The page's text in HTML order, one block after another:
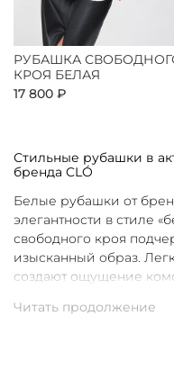
РУБАШКА
КРОЯ БЕЛАЯ
17 800 ₽
Стильные рубашки в
бренда CLÓ
Белые рубашки от
элегантности в стиле
свободного кроя
изысканный образ.
создают ощущение
чистоты и